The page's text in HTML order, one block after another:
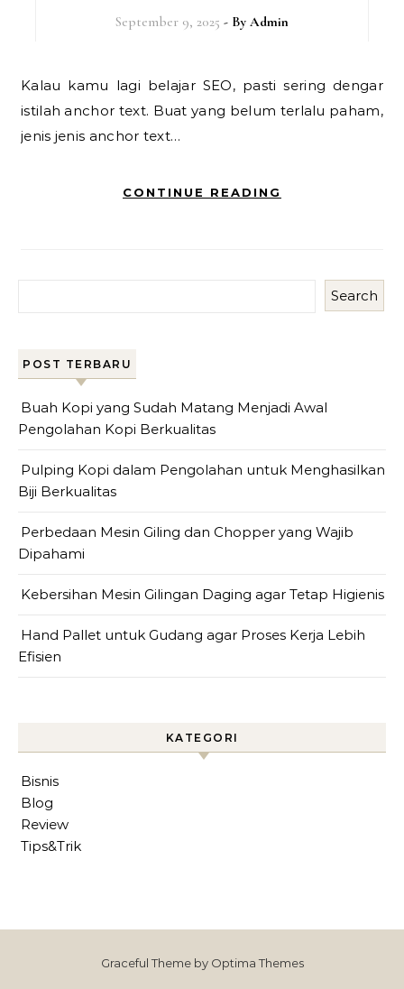
September 9, 2025 - By Admin
Kalau kamu lagi belajar SEO, pasti sering dengar
istilah anchor text. Buat yang belum terlalu paham,
jenis jenis anchor text…
CONTINUE READING
Search
POST TERBARU
Buah Kopi yang Sudah Matang Menjadi Awal
Pengolahan Kopi Berkualitas
Pulping Kopi dalam Pengolahan untuk Menghasilkan
Biji Berkualitas
Perbedaan Mesin Giling dan Chopper yang Wajib
Dipahami
Kebersihan Mesin Gilingan Daging agar Tetap Higienis
Hand Pallet untuk Gudang agar Proses Kerja Lebih
Efisien
KATEGORI
Bisnis
Blog
Review
Tips&Trik
Graceful Theme by Optima Themes